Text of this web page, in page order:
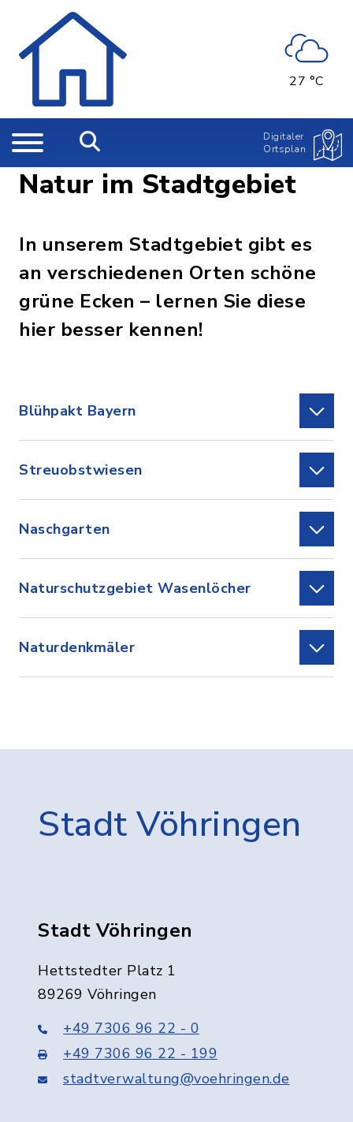
27 °C
Digitaler
Ortsplan
Natur im Stadtgebiet
In unserem Stadtgebiet gibt es
an verschiedenen Orten schöne
grüne Ecken – lernen Sie diese
hier besser kennen!
Blühpakt Bayern
Streuobstwiesen
Naschgarten
Naturschutzgebiet Wasenlöcher
Naturdenkmäler
Stadt Vöhringen
Stadt Vöhringen
Hettstedter Platz 1
89269 Vöhringen
+49 7306 96 22 - 0
+49 7306 96 22 - 199
stadtverwaltung@voehringen.de